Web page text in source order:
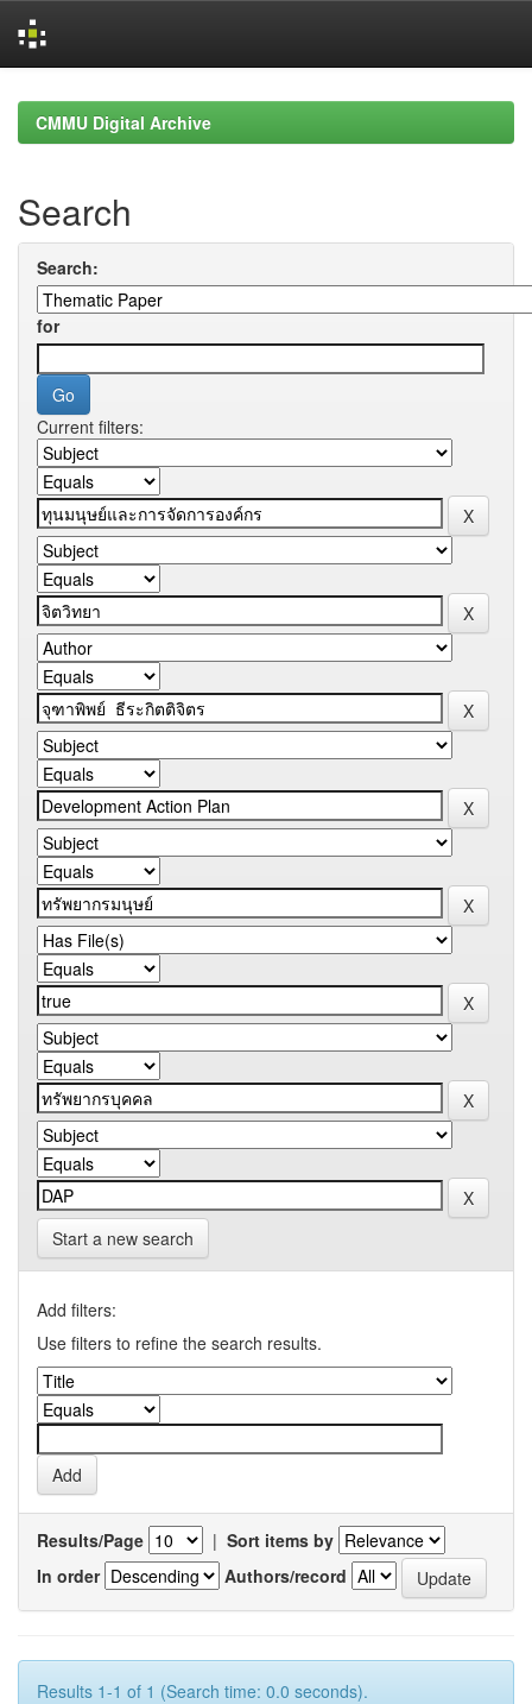
navigationCMMU Digital Archive
Search
Search:
for
Current filters:
Start a new search
Add filters:
Use filters to refine the search results.
Results/Page | Sort items by
In order
Authors/record
Results 1-1 of 1 (Search time: 0.0 seconds).